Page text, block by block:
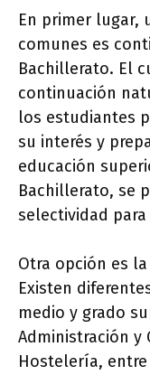
En primer lugar,
comunes es
Bachillerato. El
continuación
los estudiantes
su interés y
educación
Bachillerato, se
selectividad
Otra opción es
Existen
medio y grado
Administración y
Hostelería,